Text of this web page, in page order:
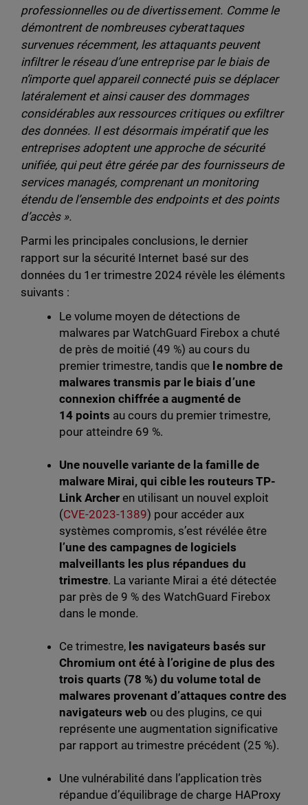
professionnelles ou de divertissement. Comme le
démontrent de nombreuses cyberattaques
survenues récemment, les attaquants peuvent
infiltrer le réseau d’une entreprise par le biais de
n’importe quel appareil connecté puis se déplacer
latéralement et ainsi causer des dommages
considérables aux ressources critiques ou exfiltrer
des données. Il est désormais impératif que les
entreprises adoptent une approche de sécurité
unifiée, qui peut être gérée par des fournisseurs de
services managés, comprenant un monitoring
étendu de l’ensemble des endpoints et des points
d’accès ».
Parmi les principales conclusions, le dernier
rapport sur la sécurité Internet basé sur des
données du 1er trimestre 2024 révèle les éléments
suivants :
Le volume moyen de détections de
malwares par WatchGuard Firebox a chuté
de près de moitié (49 %) au cours du
premier trimestre, tandis que le nombre de
malwares transmis par le biais d’une
connexion chiffrée a augmenté de
14 points au cours du premier trimestre,
pour atteindre 69 %.
Une nouvelle variante de la famille de
malware Mirai, qui cible les routeurs TP-
Link Archer en utilisant un nouvel exploit
(CVE-2023-1389) pour accéder aux
systèmes compromis, s’est révélée être
l’une des campagnes de logiciels
malveillants les plus répandues du
trimestre. La variante Mirai a été détectée
par près de 9 % des WatchGuard Firebox
dans le monde.
Ce trimestre, les navigateurs basés sur
Chromium ont été à l’origine de plus des
trois quarts (78 %) du volume total de
malwares provenant d’attaques contre des
navigateurs web ou des plugins, ce qui
représente une augmentation significative
par rapport au trimestre précédent (25 %).
Une vulnérabilité dans l’application très
répandue d’équilibrage de charge HAProxy